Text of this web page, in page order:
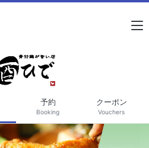
予約
Booking
クーポン
Vouchers